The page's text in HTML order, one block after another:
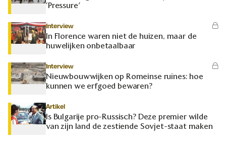
‘Pressure’
Interview
In Florence waren niet de huizen, maar de
huwelijken onbetaalbaar
Interview
Nieuwbouwwijken op Romeinse ruïnes: hoe
kunnen we erfgoed bewaren?
Artikel
Is Bulgarije pro-Russisch? Deze premier wilde
van zijn land de zestiende Sovjet-staat maken